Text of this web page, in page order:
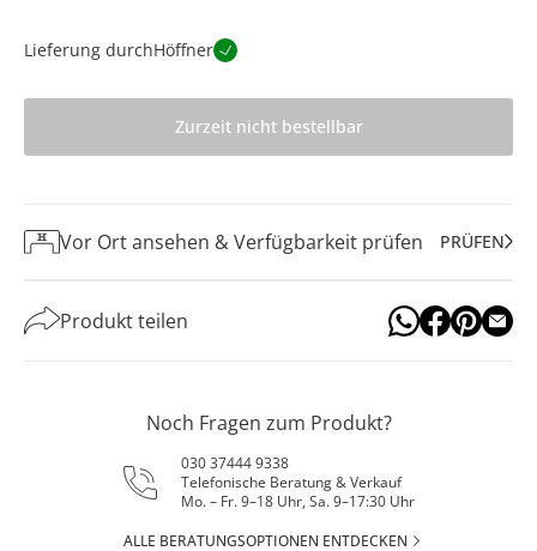
Lieferung durchHöffner
Zurzeit nicht bestellbar
Vor Ort ansehen & Verfügbarkeit prüfen PRÜFEN
Produkt teilen
Noch Fragen zum Produkt?
030 37444 9338
Telefonische Beratung & Verkauf
Mo. – Fr. 9–18 Uhr, Sa. 9–17:30 Uhr
ALLE BERATUNGSOPTIONEN ENTDECKEN